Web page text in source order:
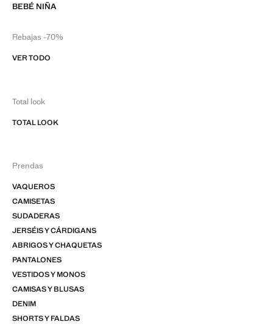
BEBÉ NIÑA
Rebajas -70%
VER TODO
Total look
TOTAL LOOK
Prendas
VAQUEROS
CAMISETAS
SUDADERAS
JERSÉIS Y CÁRDIGANS
ABRIGOS Y CHAQUETAS
PANTALONES
VESTIDOS Y MONOS
CAMISAS Y BLUSAS
DENIM
SHORTS Y FALDAS